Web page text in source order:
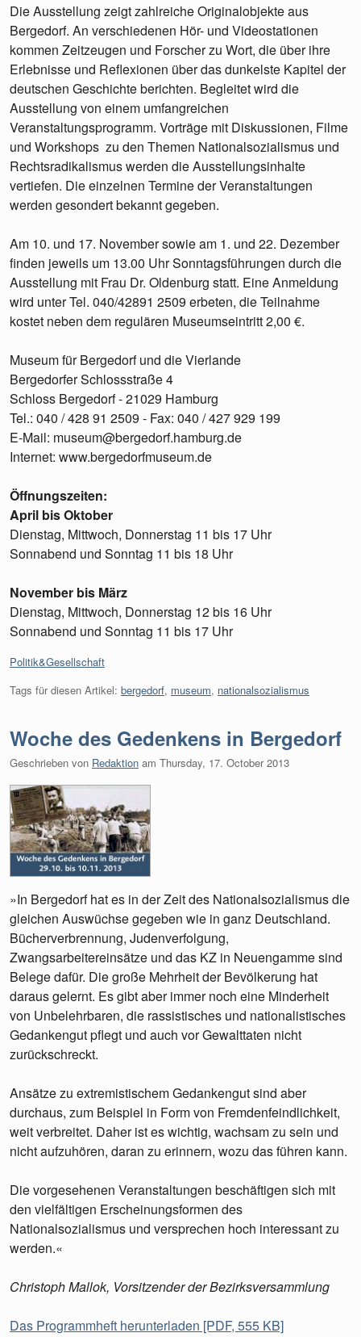
Die Ausstellung zeigt zahlreiche Originalobjekte aus
Bergedorf. An verschiedenen Hör- und Videostationen
kommen Zeitzeugen und Forscher zu Wort, die über ihre
Erlebnisse und Reflexionen über das dunkelste Kapitel der
deutschen Geschichte berichten. Begleitet wird die
Ausstellung von einem umfangreichen
Veranstaltungsprogramm. Vorträge mit Diskussionen, Filme
und Workshops zu den Themen Nationalsozialismus und
Rechtsradikalismus werden die Ausstellungsinhalte
vertiefen. Die einzelnen Termine der Veranstaltungen
werden gesondert bekannt gegeben.
Am 10. und 17. November sowie am 1. und 22. Dezember
finden jeweils um 13.00 Uhr Sonntagsführungen durch die
Ausstellung mit Frau Dr. Oldenburg statt. Eine Anmeldung
wird unter Tel. 040/42891 2509 erbeten, die Teilnahme
kostet neben dem regulären Museumseintritt 2,00 €.
Museum für Bergedorf und die Vierlande
Bergedorfer Schlossstraße 4
Schloss Bergedorf - 21029 Hamburg
Tel.: 040 / 428 91 2509 - Fax: 040 / 427 929 199
E-Mail: museum@bergedorf.hamburg.de
Internet: www.bergedorfmuseum.de
Öffnungszeiten:
April bis Oktober
Dienstag, Mittwoch, Donnerstag 11 bis 17 Uhr
Sonnabend und Sonntag 11 bis 18 Uhr
November bis März
Dienstag, Mittwoch, Donnerstag 12 bis 16 Uhr
Sonnabend und Sonntag 11 bis 17 Uhr
Kategorien:
Politik&Gesellschaft
Tags für diesen Artikel: bergedorf, museum, nationalsozialismus
Woche des Gedenkens in Bergedorf
Geschrieben von Redaktion am Thursday, 17. October 2013
»In Bergedorf hat es in der Zeit des Nationalsozialismus die
gleichen Auswüchse gegeben wie in ganz Deutschland.
Bücherverbrennung, Judenverfolgung,
Zwangsarbeitereinsätze und das KZ in Neuengamme sind
Belege dafür. Die große Mehrheit der Bevölkerung hat
daraus gelernt. Es gibt aber immer noch eine Minderheit
von Unbelehrbaren, die rassistisches und nationalistisches
Gedankengut pflegt und auch vor Gewalttaten nicht
zurückschreckt.
Ansätze zu extremistischem Gedankengut sind aber
durchaus, zum Beispiel in Form von Fremdenfeindlichkeit,
weit verbreitet. Daher ist es wichtig, wachsam zu sein und
nicht aufzuhören, daran zu erinnern, wozu das führen kann.
Die vorgesehenen Veranstaltungen beschäftigen sich mit
den vielfältigen Erscheinungsformen des
Nationalsozialismus und versprechen hoch interessant zu
werden.«
Christoph Mallok, Vorsitzender der Bezirksversammlung
Das Programmheft herunterladen [PDF, 555 KB]